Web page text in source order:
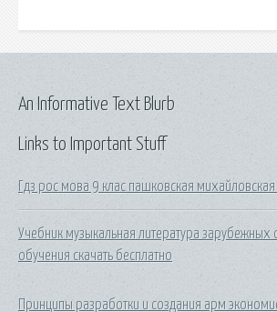
Links to Important Stuff
Гдз рос мова 9 клас пашковская
Учебник музыкальная литература зарубежных
обучения скачать бесплатно
Принципы разработки и создания арм
An Informative Text Blurb